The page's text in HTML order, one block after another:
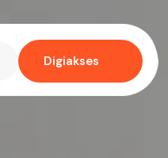
Digiakses